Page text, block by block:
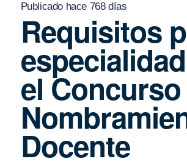
Publicado hace 768 días
Requisitos
el
Docente